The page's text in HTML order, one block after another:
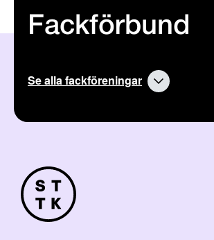
Fackförbund
Se alla fackföreningar